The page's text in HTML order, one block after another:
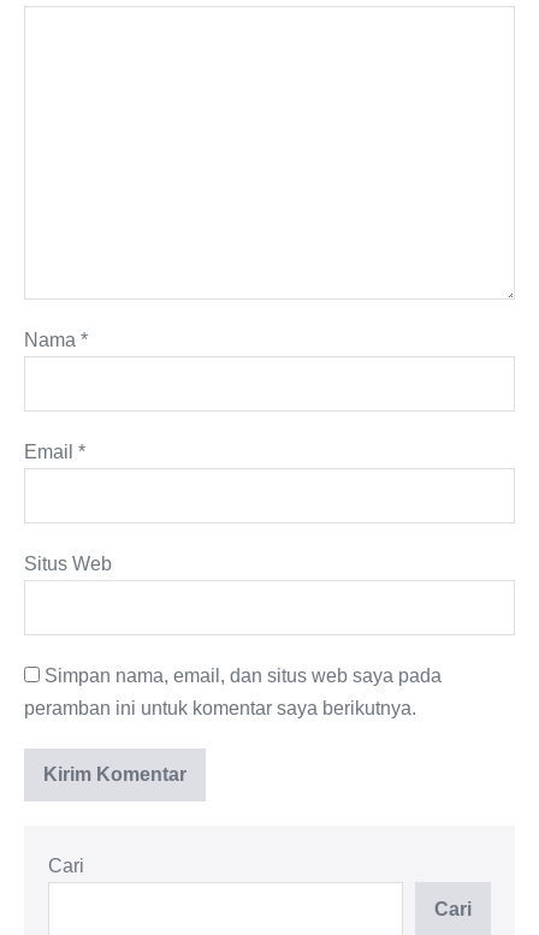
Nama *
Email *
Situs Web
Simpan nama, email, dan situs web saya pada
peramban ini untuk komentar saya berikutnya.
Cari
Cari